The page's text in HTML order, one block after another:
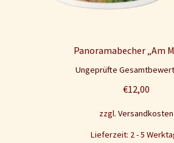
Panoramabecher „Am
Ungeprüfte
€12,00
zzgl. Versandkosten
Lieferzeit: 2 - 5